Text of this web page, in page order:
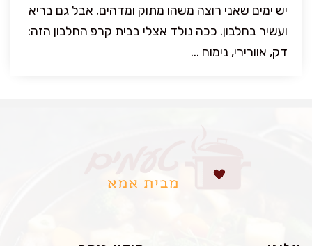
יש ימים שאני רוצה משהו מתוק ומדהים, אבל גם בריא
ועשיר בחלבון. ככה נולד אצלי בבית קרפ החלבון הזה:
דק, אוורירי, נימוח ...